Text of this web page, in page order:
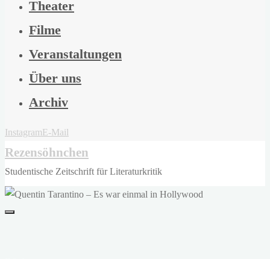
Theater
Filme
Veranstaltungen
Über uns
Archiv
InstagramE-Mail
Rezensöhnchen
Studentische Zeitschrift für Literaturkritik